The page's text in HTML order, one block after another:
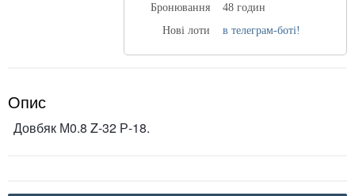
Бронювання
48 годин
Нові лоти
в телеграм-боті!
Опис
Довбяк М0.8 Z-32 Р-18.